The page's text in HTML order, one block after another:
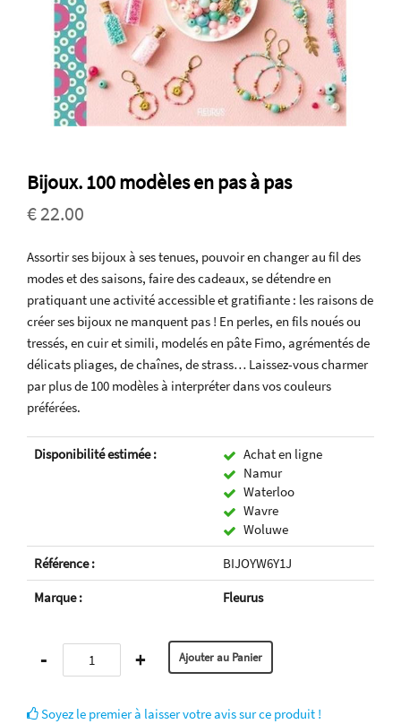
Bijoux. 100 modèles en pas à pas
€ 22.00
Assortir ses bijoux à ses tenues, pouvoir en changer au fil des
modes et des saisons, faire des cadeaux, se détendre en
pratiquant une activité accessible et gratifiante : les raisons de
créer ses bijoux ne manquent pas ! En perles, en fils noués ou
tressés, en cuir et simili, modelés en pâte Fimo, agrémentés de
délicats pliages, de chaînes, de strass… Laissez-vous charmer
par plus de 100 modèles à interpréter dans vos couleurs
préférées.
Disponibilité estimée :
Achat en ligne
Namur
Waterloo
Wavre
Woluwe
Référence :
BIJOYW6Y1J
Marque :
Fleurus
- +
Soyez le premier à laisser votre avis sur ce produit !